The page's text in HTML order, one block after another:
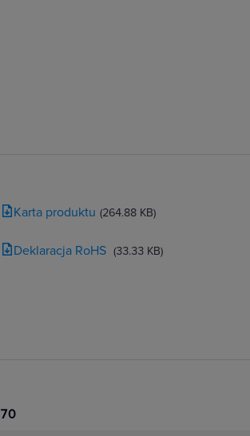
Karta produktu (264.88 KB)
Deklaracja RoHS (33.33 KB)
70